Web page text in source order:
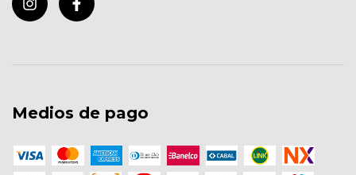
Medios de pago